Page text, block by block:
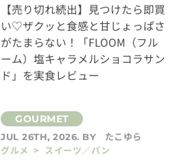
【売り切れ続出】見つけたら即買
い♡ザクッと食感と甘じょっぱさ
がたまらない！「FLOOM（フル
ーム）塩キャラメルショコラサン
ド」を実食レビュー
JUL 26TH, 2026. BY
たこゆら
グルメ > スイーツ／パン